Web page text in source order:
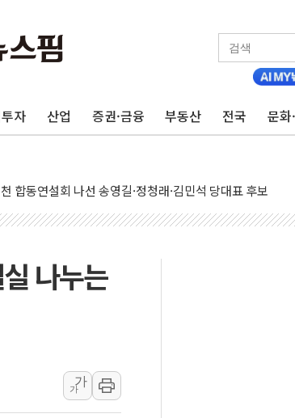
자 산업 증권·금융 부동산 전국 문화
·영덕 '호우특보'-포항 '산사태 주의보'...경북도, 호우 피
합] 김민석, 정청래에 '0.86%p' 차 재역전 성공...金
석, 2주차 제주·인천 경선서 정청래에 승리...47.75% vs
하는 김민석 당대표 후보
보] 민주, 인천 경선 결과 발표...김민석 45.09% 정청래
보] 민주, 제주 경선 결과 발표...김민석 52.64% 정청래
기물 수거하다 참변…60대 환경미화원 수거차에 치여 사망
중랑구 주택가서 흉기 난동…60대 남성 2명 숨져
나누는
가
가